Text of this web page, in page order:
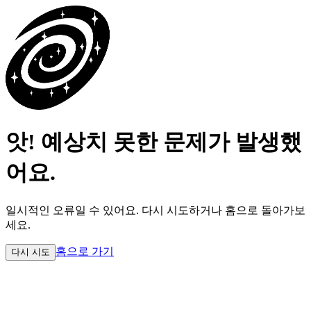
앗! 예상치 못한 문제가 발생했
어요.
일시적인 오류일 수 있어요. 다시 시도하거나 홈으로 돌아가보
세요.
다시 시도 홈으로 가기